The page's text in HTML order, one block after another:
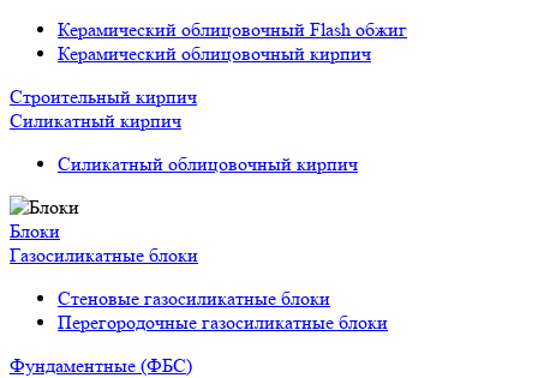
Керамический облицовочный Flash обжиг
Керамический облицовочный кирпич
Строительный кирпич
Силикатный кирпич
Силикатный облицовочный кирпич
Блоки
Газосиликатные блоки
Стеновые газосиликатные блоки
Перегородочные газосиликатные блоки
Фундаментные (ФБС)